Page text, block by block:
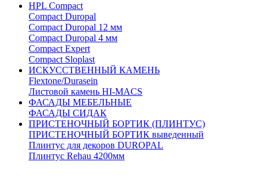
HPL Compact
Compact Duropal
Compact Duropal 12 мм
Compact Duropal 4 мм
Compact Expert
Compact Sloplast
ИСКУССТВЕННЫЙ КАМЕНЬ
Flextone/Durasein
Листовой камень HI-MACS
ФАСАДЫ МЕБЕЛЬНЫЕ
ФАСАДЫ СИДАК
ПРИСТЕНОЧНЫЙ БОРТИК (ПЛИНТУС)
ПРИСТЕНОЧНЫЙ БОРТИК выведенный
Плинтус для декоров DUROPAL
Плинтус Rehau 4200мм